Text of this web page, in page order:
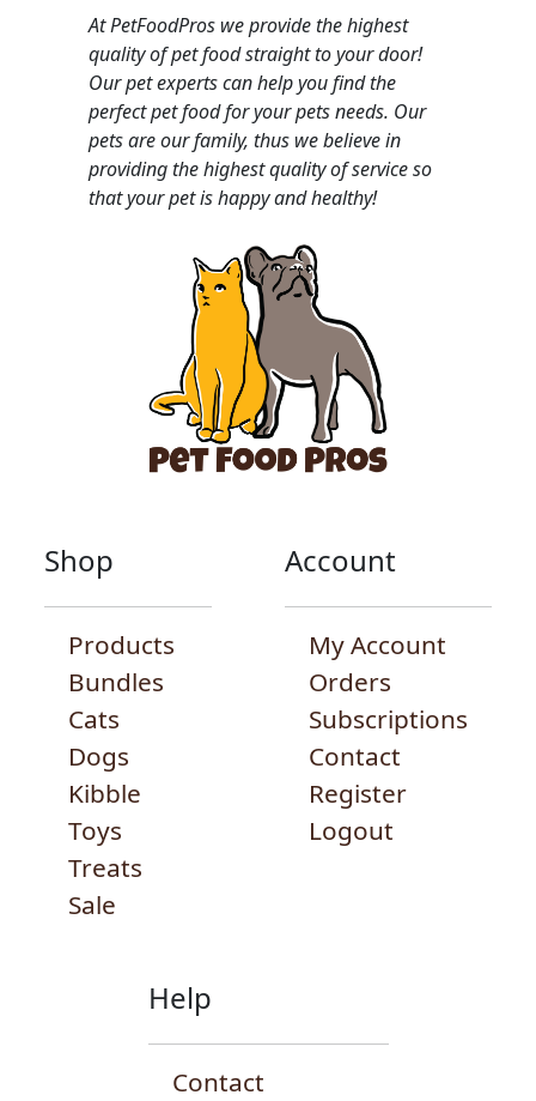
At PetFoodPros we provide the highest
quality of pet food straight to your door!
Our pet experts can help you find the
perfect pet food for your pets needs. Our
pets are our family, thus we believe in
providing the highest quality of service so
that your pet is happy and healthy!
Shop
Products
Bundles
Cats
Dogs
Kibble
Toys
Treats
Sale
Account
My Account
Orders
Subscriptions
Contact
Register
Logout
Help
Contact